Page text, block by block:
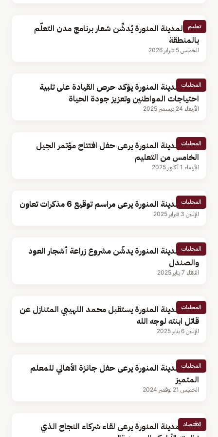
تعليم
أمير المدينة المنورة يُدشِّن شعار برنامج مدن التعلّم
بالمنطقة
الخميس 5 فبراير 2026
المحليات
أمير المدينة المنورة يؤكد حرص القيادة على تلبية
احتياجات المواطنين وتعزيز جودة الحياة
الأربعاء 24 ديسمبر 2025
المحليات
أمير المدينة المنورة يرعى حفل افتتاح مؤتمر الجيل
الخامس من التعليم
الأربعاء 1 أكتوبر 2025
المحليات
أمير المدينة المنورة يرعى مراسم توقيع 6 مذكرات تعاون
الإثنين 3 فبراير 2025
المحليات
أمير المدينة المنورة يدشّن مشروع زراعة أشجار العود
والصندل
الثلاثاء 7 يناير 2025
المحليات
أمير المدينة المنورة يستقبل محمد اللهيبي المتنازل عن
قاتل ابنته لوجه الله
الإثنين 6 يناير 2025
المحليات
أمير المدينة المنورة يرعى حفل جائزة الأهالي للمعلم
المتميز
الخميس 21 نوفمبر 2024
الاقتصاد
أمير المدينة المنورة يرعى لقاء شركاء النجاح الذي